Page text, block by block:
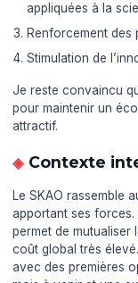
appliquées à la
Renforcement des
Stimulation de
Je reste convaincu
pour maintenir un
attractif.
Contexte
Le SKAO rassemble
apportant ses forces.
permet de mutualiser
coût global très
avec des premières